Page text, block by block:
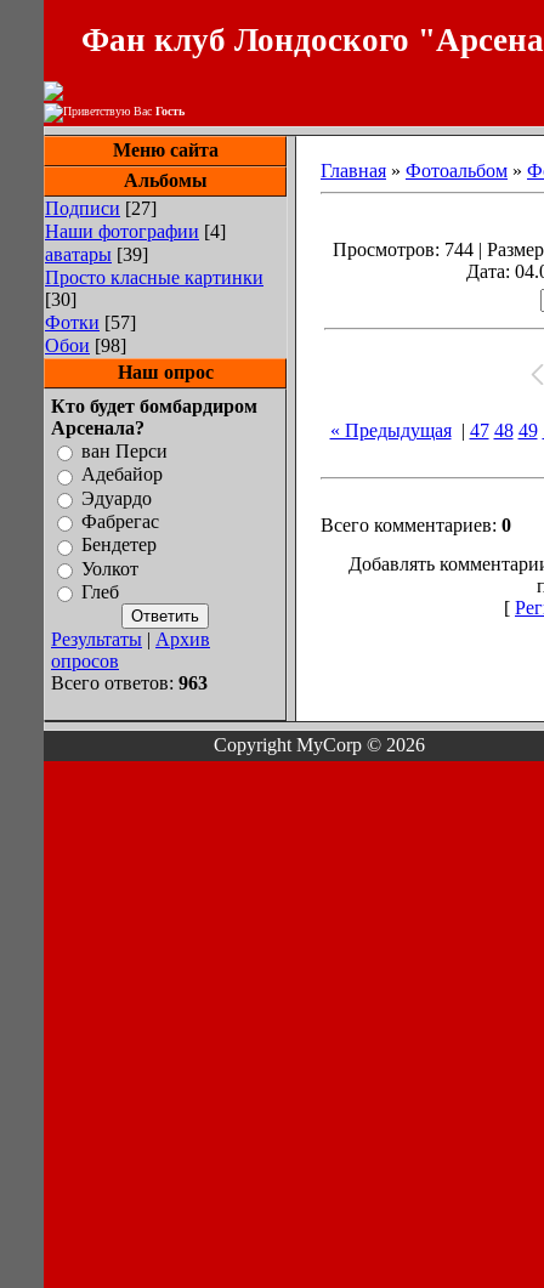
Фан клуб Лондоского
Приветствую Вас Гость
Меню сайта
Альбомы
Подписи [27]
Наши фотографии [4]
аватары [39]
Просто класные картинки
[30]
Фотки [57]
Обои [98]
Наш опрос
Кто будет бомбардиром
Арсенала?
ван Перси
Адебайор
Эдуардо
Фабрегас
Бендетер
Уолкот
Глеб
Результаты | Архив
опросов
Всего ответов: 963
Главная » Фотоальбом »
Просмотров: 744 |
Дата:
« Предыдущая| 47 48 49
Всего комментариев: 0
Добавлять
[
Copyright MyCorp © 2026